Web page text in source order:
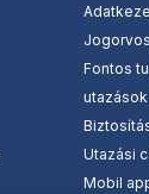
Fontos
utazások
Utazási
Mobil